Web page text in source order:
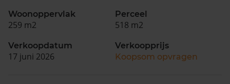
Woonoppervlak
259 m2
Perceel
518 m2
Verkoopdatum
17 juni 2026
Verkoopprijs
Koopsom opvragen